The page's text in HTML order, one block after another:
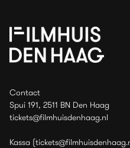
Contact
Spui 191, 2511 BN Den Haag
tickets@filmhuisdenhaag.nl
Kassa